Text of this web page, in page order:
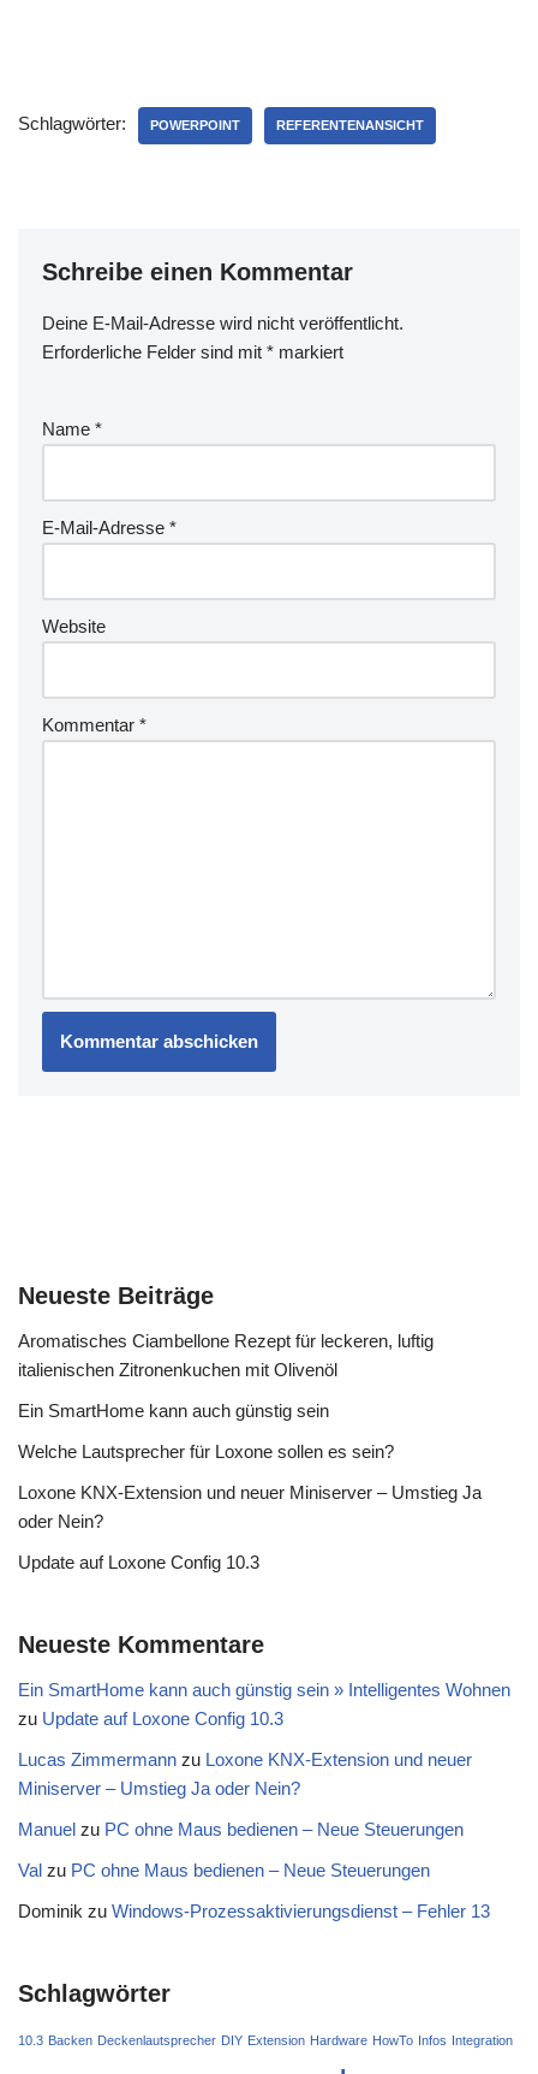
Schlagwörter: POWERPOINT REFERENTENANSICHT
Schreibe einen Kommentar
Deine E-Mail-Adresse wird nicht veröffentlicht.
Erforderliche Felder sind mit * markiert
Name *
E-Mail-Adresse *
Website
Kommentar *
Neueste Beiträge
Aromatisches Ciambellone Rezept für leckeren, luftig
italienischen Zitronenkuchen mit Olivenöl
Ein SmartHome kann auch günstig sein
Welche Lautsprecher für Loxone sollen es sein?
Loxone KNX-Extension und neuer Miniserver – Umstieg Ja
oder Nein?
Update auf Loxone Config 10.3
Neueste Kommentare
Ein SmartHome kann auch günstig sein » Intelligentes Wohnen
zu Update auf Loxone Config 10.3
Lucas Zimmermann zu Loxone KNX-Extension und neuer
Miniserver – Umstieg Ja oder Nein?
Manuel zu PC ohne Maus bedienen – Neue Steuerungen
Val zu PC ohne Maus bedienen – Neue Steuerungen
Dominik zu Windows-Prozessaktivierungsdienst – Fehler 13
Schlagwörter
10.3 Backen Deckenlautsprecher DIY Extension Hardware HowTo Infos Integration